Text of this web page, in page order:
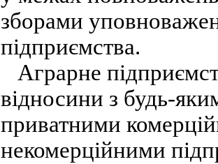
зборами
підприємства.
Аграрне
відносини з будь-
приватними
некомерційними